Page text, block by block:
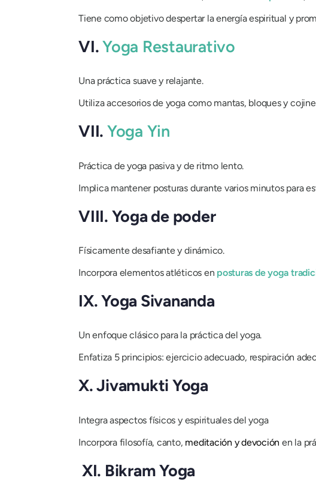
Tiene como objetivo despertar la energía espiritual y
VI.Yoga Restaurativo
Una práctica suave y relajante.
Utiliza accesorios de yoga como mantas, bloques y
VII. Yoga Yin
Práctica de yoga pasiva y de ritmo lento.
Implica mantener posturas durante varios minutos para
VIII. Yoga de poder
Físicamente desafiante y dinámico.
Incorpora elementos atléticos en posturas de yoga
IX. Yoga Sivananda
Un enfoque clásico para la práctica del yoga.
Enfatiza 5 principios: ejercicio adecuado, respiración
X. Jivamukti Yoga
Integra aspectos físicos y espirituales del yoga
Incorpora filosofía, canto, meditación y devoción en la
XI. Bikram Yoga